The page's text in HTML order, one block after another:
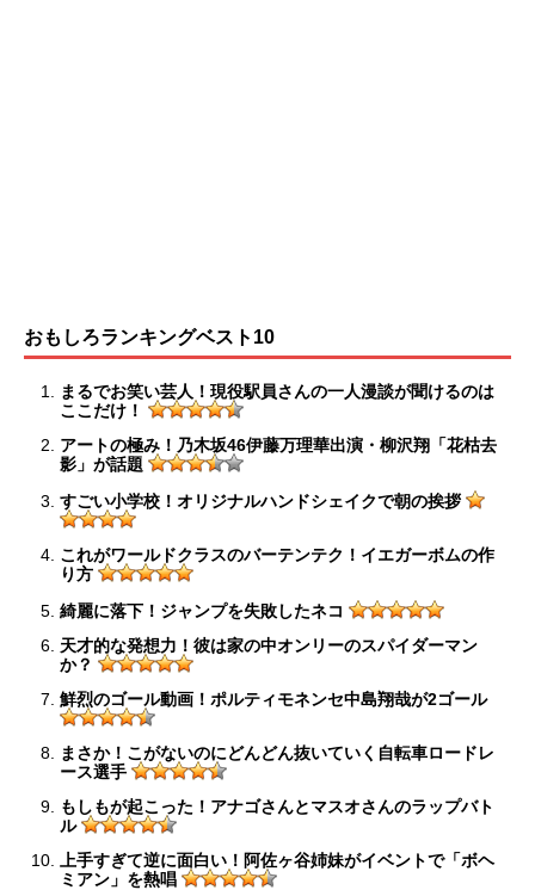
おもしろランキングベスト10
まるでお笑い芸人！現役駅員さんの一人漫談が聞けるのは
ここだけ！
アートの極み！乃木坂46伊藤万理華出演・柳沢翔「花枯去
影」が話題
すごい小学校！オリジナルハンドシェイクで朝の挨拶
これがワールドクラスのバーテンテク！イエガーボムの作
り方
綺麗に落下！ジャンプを失敗したネコ
天才的な発想力！彼は家の中オンリーのスパイダーマン
か？
鮮烈のゴール動画！ポルティモネンセ中島翔哉が2ゴール
まさか！こがないのにどんどん抜いていく自転車ロードレ
ース選手
もしもが起こった！アナゴさんとマスオさんのラップバト
ル
上手すぎて逆に面白い！阿佐ヶ谷姉妹がイベントで「ボヘ
ミアン」を熱唱